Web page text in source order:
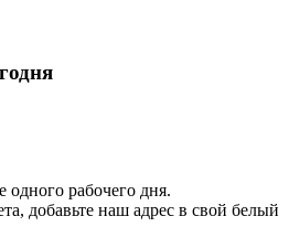
рабочего дня.
добавьте наш адрес в свой белый